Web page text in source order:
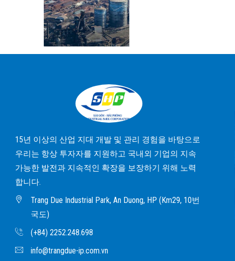
15년 이상의 산업 지대 개발 및 관리 경험을 바탕으로
우리는 항상 투자자를 지원하고 국내외 기업의 지속
가능한 발전과 지속적인 확장을 보장하기 위해 노력
합니다.
Trang Due Industrial Park, An Duong, HP (Km29, 10번
국도)
(+84) 2252.248.698
info@trangdue-ip.com.vn